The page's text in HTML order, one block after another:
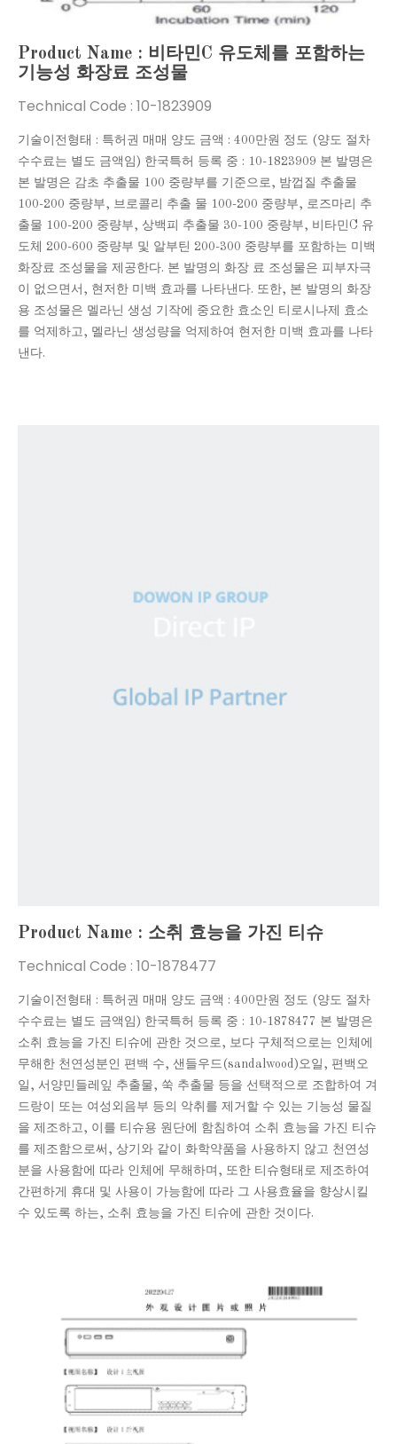
Product Name : 비타민C 유도체를 포함하는
기능성 화장료 조성물
Technical Code : 10-1823909
기술이전형태 : 특허권 매매 양도 금액 : 400만원 정도 (양도 절차
수수료는 별도 금액임) 한국특허 등록 중 : 10-1823909 본 발명은
본 발명은 감초 추출물 100 중량부를 기준으로, 밤껍질 추출물
100-200 중량부, 브로콜리 추출 물 100-200 중량부, 로즈마리 추
출물 100-200 중량부, 상백피 추출물 30-100 중량부, 비타민C 유
도체 200-600 중량부 및 알부틴 200-300 중량부를 포함하는 미백
화장료 조성물을 제공한다. 본 발명의 화장 료 조성물은 피부자극
이 없으면서, 현저한 미백 효과를 나타낸다. 또한, 본 발명의 화장
용 조성물은 멜라닌 생성 기작에 중요한 효소인 티로시나제 효소
를 억제하고, 멜라닌 생성량을 억제하여 현저한 미백 효과를 나타
낸다. ​
Product Name : 소취 효능을 가진 티슈
Technical Code : 10-1878477
기술이전형태 : 특허권 매매 양도 금액 : 400만원 정도 (양도 절차
수수료는 별도 금액임) 한국특허 등록 중 : 10-1878477 본 발명은
소취 효능을 가진 티슈에 관한 것으로, 보다 구체적으로는 인체에
무해한 천연성분인 편백 수, 샌들우드(sandalwood)오일, 편백오
일, 서양민들레잎 추출물, 쑥 추출물 등을 선택적으로 조합하여 겨
드랑이 또는 여성외음부 등의 악취를 제거할 수 있는 기능성 물질
을 제조하고, 이를 티슈용 원단에 함침하여 소취 효능을 가진 티슈
를 제조함으로써, 상기와 같이 화학약품을 사용하지 않고 천연성
분을 사용함에 따라 인체에 무해하며, 또한 티슈형태로 제조하여
간편하게 휴대 및 사용이 가능함에 따라 그 사용효율을 향상시킬
수 있도록 하는, 소취 효능을 가진 티슈에 관한 것이다. ​